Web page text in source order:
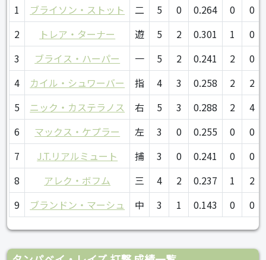
1
ブライソン・ストット 二 5 0 0.264 0
0
2
トレア・ターナー 遊 5 2 0.301 1
0
3
ブライス・ハーパー 一 5 2 0.241 2
0
4
カイル・シュワーバー 指 4 3 0.258 2
2
5
ニック・カステラノス 右 5 3 0.288 2
4
6
マックス・ケプラー 左 3 0 0.255 0
0
7
J.T.リアルミュート 捕 3 0 0.241 0
0
8
アレク・ボフム 三 4 2 0.237 1
2
9
ブランドン・マーシュ 中 3 1 0.143 0 0